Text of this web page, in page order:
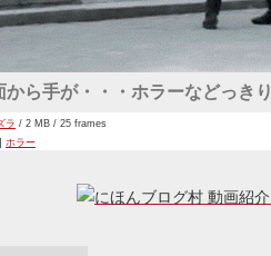
から手が・・・ホラーなどっきり
ラ / 2 MB / 25 frames
ホラー